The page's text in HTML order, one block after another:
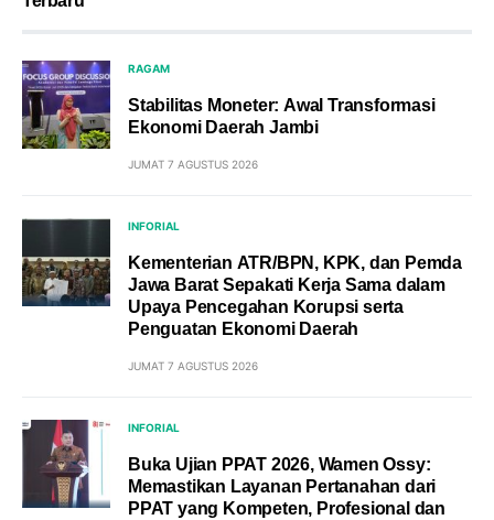
RAGAM
Stabilitas Moneter: Awal Transformasi
Ekonomi Daerah Jambi
JUMAT 7 AGUSTUS 2026
INFORIAL
Kementerian ATR/BPN, KPK, dan Pemda
Jawa Barat Sepakati Kerja Sama dalam
Upaya Pencegahan Korupsi serta
Penguatan Ekonomi Daerah
JUMAT 7 AGUSTUS 2026
INFORIAL
Buka Ujian PPAT 2026, Wamen Ossy:
Memastikan Layanan Pertanahan dari
PPAT yang Kompeten, Profesional dan